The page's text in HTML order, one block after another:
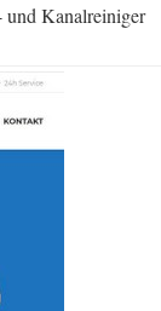
und Kanalreiniger